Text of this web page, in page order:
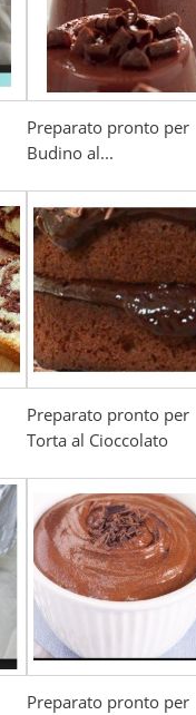
Preparato pronto per
Budino al...
Preparato pronto per
Torta al Cioccolato
Preparato pronto per